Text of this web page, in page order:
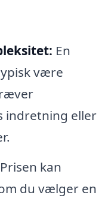
En
være
indretning eller
Prisen kan
du vælger en